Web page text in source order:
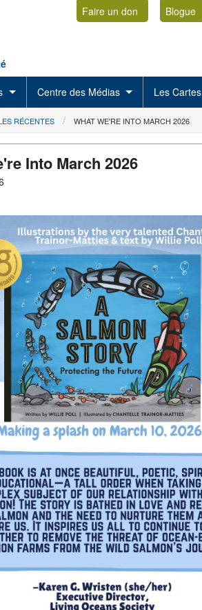
Faire un don Blogue
Centre des Médias Les Cartes
RÉCENTES WHAT WE'RE INTO MARCH 2026
Into March 2026